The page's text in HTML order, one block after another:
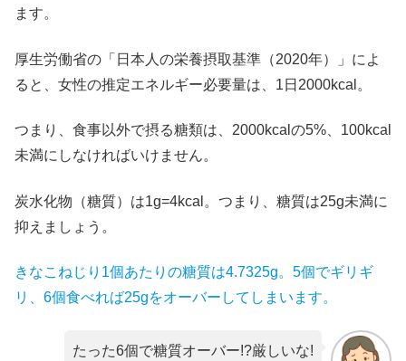
ます。
厚生労働省の「日本人の栄養摂取基準（2020年）」によ
ると、女性の推定エネルギー必要量は、1日2000kcal。
つまり、食事以外で摂る糖類は、2000kcalの5%、100kcal
未満にしなければいけません。
炭水化物（糖質）は1g=4kcal。つまり、糖質は25g未満に
抑えましょう。
きなこねじり1個あたりの糖質は4.7325g。5個でギリギ
リ、6個食べれば25gをオーバーしてしまいます。
たった6個で糖質オーバー!?厳しいな!